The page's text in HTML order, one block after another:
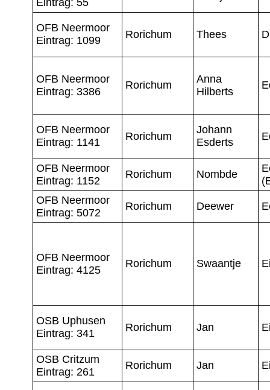
OFB Neermoor
Eintrag: 1099
Rorichum Thees
OFB Neermoor
Eintrag: 3386
Rorichum
Anna
Hilberts
OFB Neermoor
Eintrag: 1141
Rorichum
Johann
Esderts
OFB Neermoor
Eintrag: 1152
Rorichum Nombde
OFB Neermoor
Eintrag: 5072
Rorichum Deewer
OFB Neermoor
Eintrag: 4125
Rorichum Swaantje
OSB Uphusen
Eintrag: 341
Rorichum Jan
OSB Critzum
Eintrag: 261
Rorichum Jan